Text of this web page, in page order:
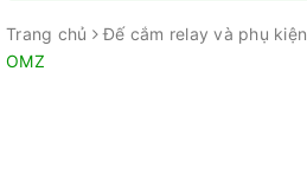
Trang chủ Đế cắm relay và phụ kiện
OMZ